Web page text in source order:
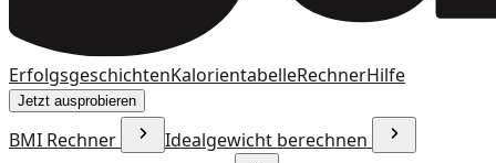
ErfolgsgeschichtenKalorientabelleRechnerHilfe
Jetzt ausprobieren
BMI Rechner
Idealgewicht berechnen